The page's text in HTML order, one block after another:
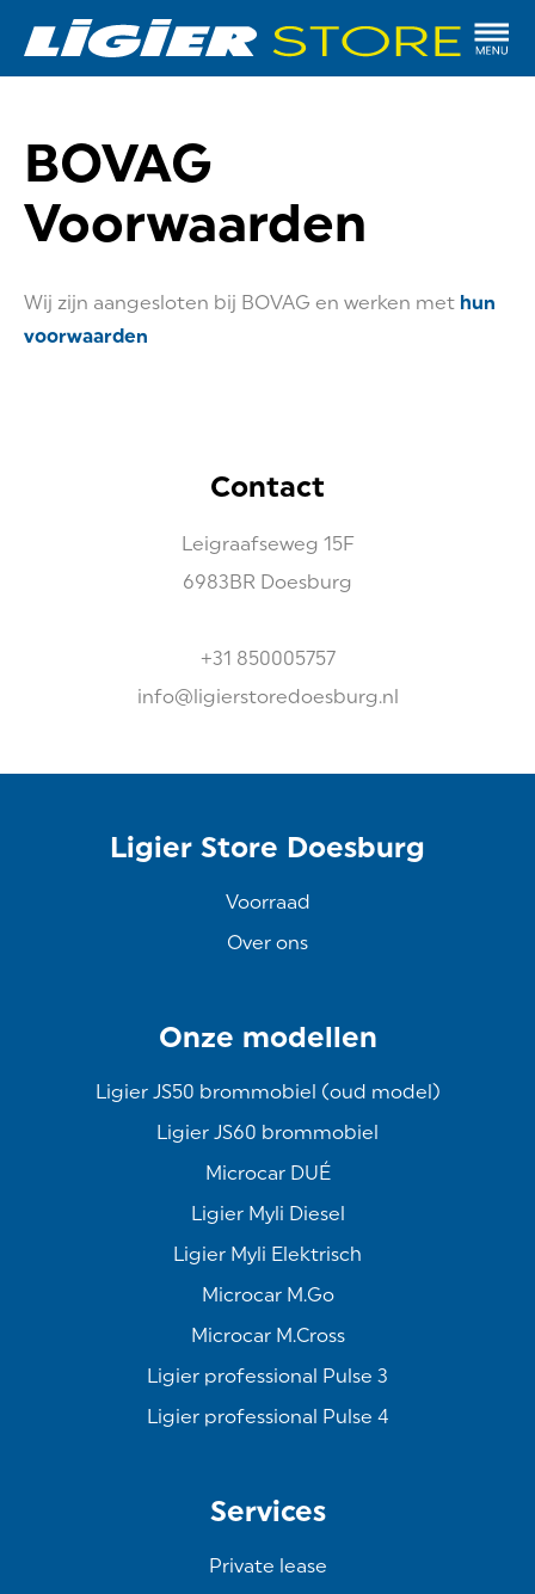
BOVAG
Voorwaarden
Wij zijn aangesloten bij BOVAG en werken met hun
voorwaarden
Contact
Leigraafseweg 15F
6983BR Doesburg
+31 850005757
info@ligierstoredoesburg.nl
Ligier Store Doesburg
Voorraad
Over ons
Onze modellen
Ligier JS50 brommobiel (oud model)
Ligier JS60 brommobiel
Microcar DUÉ
Ligier Myli Diesel
Ligier Myli Elektrisch
Microcar M.Go
Microcar M.Cross
Ligier professional Pulse 3
Ligier professional Pulse 4
Services
Private lease